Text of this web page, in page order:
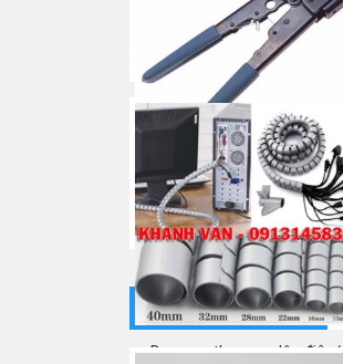
Kìm bấm mạng đầu RJ45,
chính hãng COMMSCOPE/
AMP
Mua ngay
Dụng cụ thu gọn dây điện/
CÁP CHUYỂN ĐỔI